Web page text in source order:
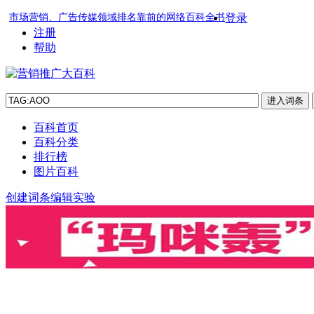
市场营销、广告传媒领域排名靠前的网络百科全书登录
注册
帮助
百科首页
百科分类
排行榜
图片百科
创建词条编辑实验